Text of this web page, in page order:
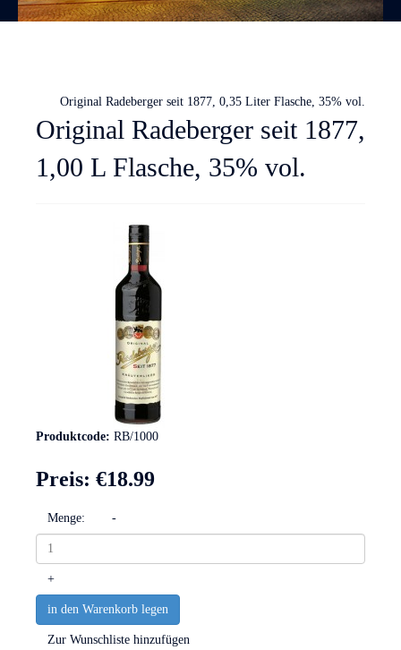
Original Radeberger seit 1877, 0,35 Liter Flasche, 35% vol.
Original Radeberger seit 1877,
1,00 L Flasche, 35% vol.
Produktcode: RB/1000
Preis: €18.99
Menge: -
+
in den Warenkorb legen
Zur Wunschliste hinzufügen